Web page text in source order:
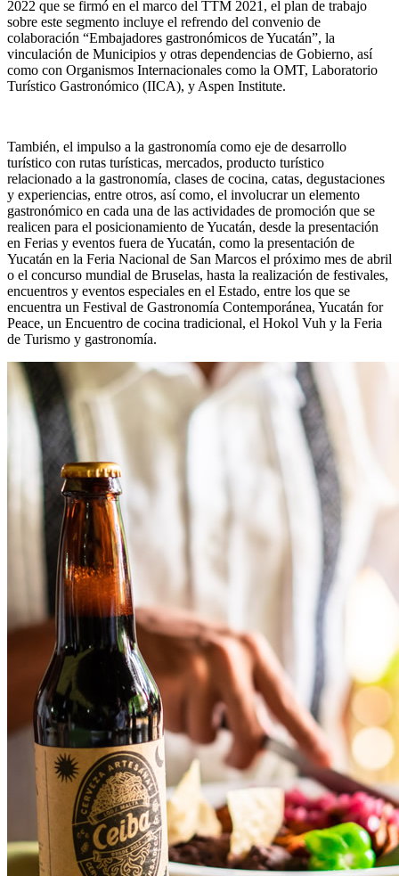
2022 que se firmó en el marco del TTM 2021, el plan de trabajo
sobre este segmento incluye el refrendo del convenio de
colaboración “Embajadores gastronómicos de Yucatán”, la
vinculación de Municipios y otras dependencias de Gobierno, así
como con Organismos Internacionales como la OMT, Laboratorio
Turístico Gastronómico (IICA), y Aspen Institute.
También, el impulso a la gastronomía como eje de desarrollo
turístico con rutas turísticas, mercados, producto turístico
relacionado a la gastronomía, clases de cocina, catas, degustaciones
y experiencias, entre otros, así como, el involucrar un elemento
gastronómico en cada una de las actividades de promoción que se
realicen para el posicionamiento de Yucatán, desde la presentación
en Ferias y eventos fuera de Yucatán, como la presentación de
Yucatán en la Feria Nacional de San Marcos el próximo mes de abril
o el concurso mundial de Bruselas, hasta la realización de festivales,
encuentros y eventos especiales en el Estado, entre los que se
encuentra un Festival de Gastronomía Contemporánea, Yucatán for
Peace, un Encuentro de cocina tradicional, el Hokol Vuh y la Feria
de Turismo y gastronomía.